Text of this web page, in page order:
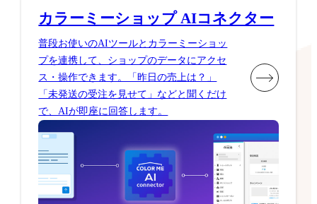
カラーミーショップ AIコネクター
普段お使いのAIツールとカラーミーショッ
プを連携して、ショップのデータにアクセ
ス・操作できます。「昨日の売上は？」
「未発送の受注を見せて」などと聞くだけ
で、AIが即座に回答します。